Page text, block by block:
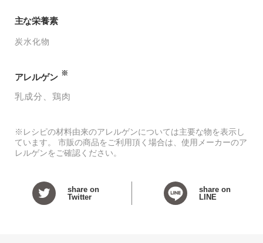
主な栄養素
炭水化物
アレルゲン ※
乳成分 鶏肉
※レシピの材料由来のアレルゲンについては主要な物を表示し
ています。 市販の商品をご利用頂く場合は、使用メーカーのア
レルゲンをご確認ください。
share on
Twitter
share on
LINE